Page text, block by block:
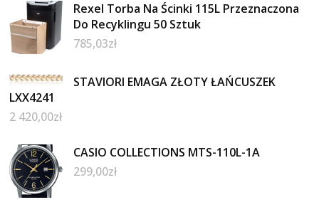
Rexel Torba Na Ścinki 115L Przeznaczona
Do Recyklingu 50 Sztuk
785,03zł
STAVIORI EMAGA ZŁOTY ŁAŃCUSZEK
LXX4241
2 420,00zł
CASIO COLLECTIONS MTS-110L-1A
299,00zł